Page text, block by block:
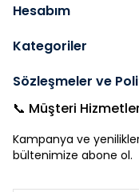
Hesabım
Kategoriler
Sözleşmeler ve
📞 Müşteri
Kampanya ve
bültenimize abone ol.